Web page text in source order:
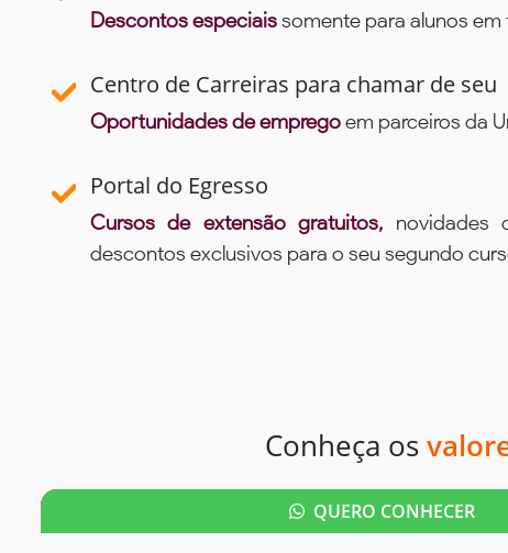
Descontos especiaissomente para alunos
Centro de Carreiras para chamar de seu
Oportunidades de empregoem parceiros da
Portal do Egresso
Cursos de extensão gratuitos, novidades
descontos exclusivos para o seu segundo
Conheça os
QUERO CONHECER